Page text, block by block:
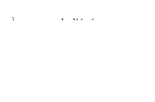
À propos de l'événement